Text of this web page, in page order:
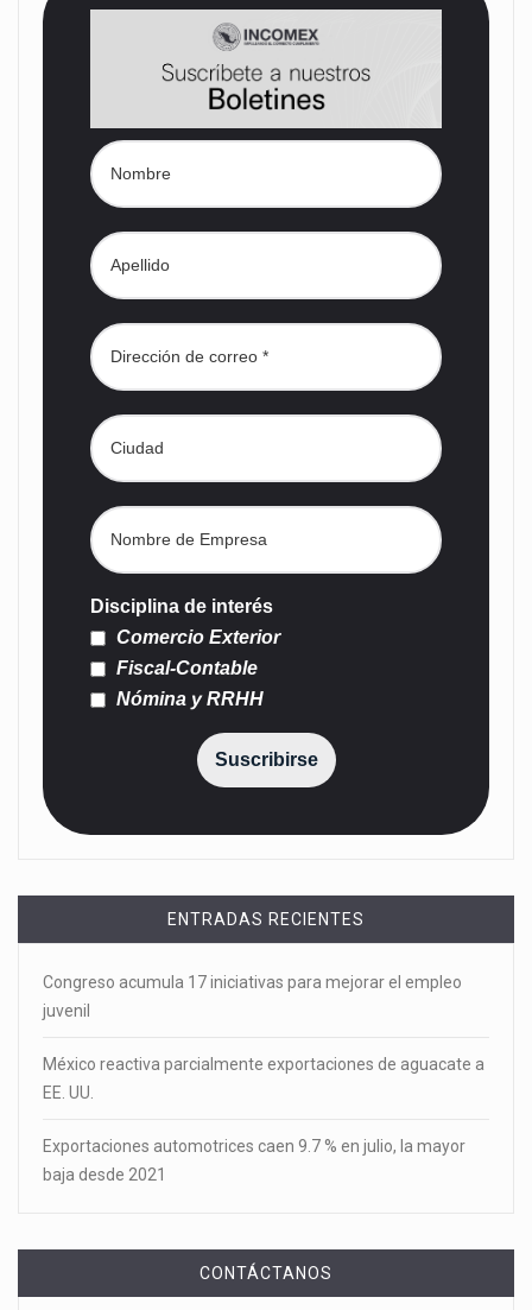
Disciplina de interés
Comercio Exterior
Fiscal-Contable
Nómina y RRHH
Suscribirse
ENTRADAS RECIENTES
Congreso acumula 17 iniciativas para mejorar el empleo
juvenil
México reactiva parcialmente exportaciones de aguacate a
EE. UU.
Exportaciones automotrices caen 9.7 % en julio, la mayor
baja desde 2021
CONTÁCTANOS